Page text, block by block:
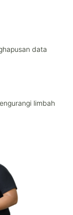
data
limbah